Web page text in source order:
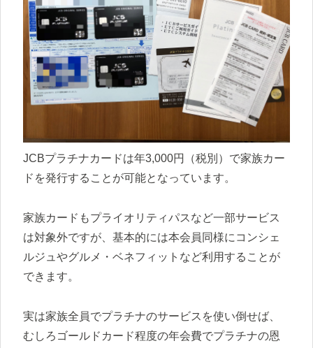
JCBプラチナカードは年3,000円（税別）で家族カー
ドを発行することが可能となっています。
家族カードもプライオリティパスなど一部サービス
は対象外ですが、基本的には本会員同様にコンシェ
ルジュやグルメ・ベネフィットなど利用することが
できます。
実は家族全員でプラチナのサービスを使い倒せば、
むしろゴールドカード程度の年会費でプラチナの恩